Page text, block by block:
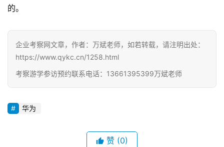
的。
企业考察网文章，作者：万斌老师，如若转载，请注明出处：
https://www.qykc.cn/1258.html
考察游学参访预约联系电话：13661395399万斌老师
华为
赞 (0)